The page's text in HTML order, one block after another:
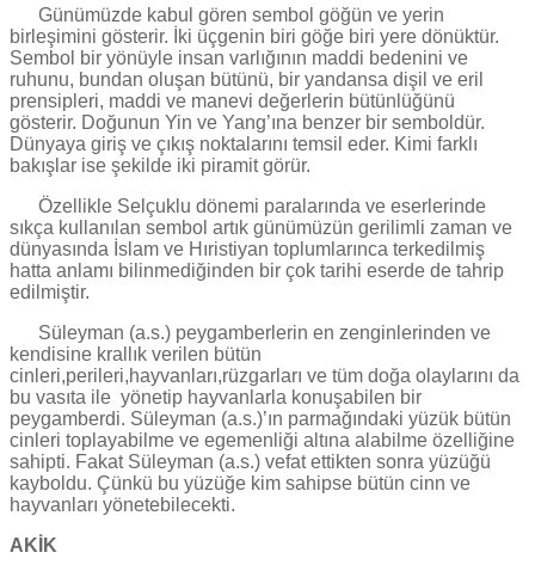
Günümüzde kabul gören sembol göğün ve yerin
birleşimini gösterir. İki üçgenin biri göğe biri yere dönüktür.
Sembol bir yönüyle insan varlığının maddi bedenini ve
ruhunu, bundan oluşan bütünü, bir yandansa dişil ve eril
prensipleri, maddi ve manevi değerlerin bütünlüğünü
gösterir. Doğunun Yin ve Yang’ına benzer bir semboldür.
Dünyaya giriş ve çıkış noktalarını temsil eder. Kimi farklı
bakışlar ise şekilde iki piramit görür.
Özellikle Selçuklu dönemi paralarında ve eserlerinde
sıkça kullanılan sembol artık günümüzün gerilimli zaman ve
dünyasında İslam ve Hıristiyan toplumlarınca terkedilmiş
hatta anlamı bilinmediğinden bir çok tarihi eserde de tahrip
edilmiştir.
Süleyman (a.s.) peygamberlerin en zenginlerinden ve
kendisine krallık verilen bütün
cinleri,perileri,hayvanları,rüzgarları ve tüm doğa olaylarını da
bu vasıta ile yönetip hayvanlarla konuşabilen bir
peygamberdi. Süleyman (a.s.)’ın parmağındaki yüzük bütün
cinleri toplayabilme ve egemenliği altına alabilme özelliğine
sahipti. Fakat Süleyman (a.s.) vefat ettikten sonra yüzüğü
kayboldu. Çünkü bu yüzüğe kim sahipse bütün cinn ve
hayvanları yönetebilecekti.
AKİK